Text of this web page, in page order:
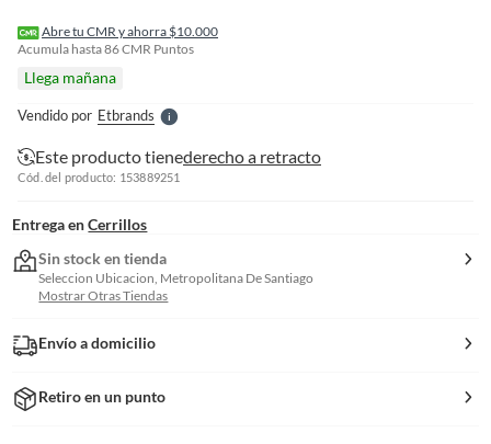
Abre tu CMR y ahorra $10.000
Acumula hasta86CMR Puntos
Llega mañana
Vendido por EtbrandsS
e
r
Este producto tienederecho a retracto
Cód. del producto: 153889251
Entrega en Cerrillos
Sin stock en tienda
Seleccion Ubicacion, Metropolitana De Santiago
Mostrar Otras Tiendas
Envío a domicilio
Retiro en un punto